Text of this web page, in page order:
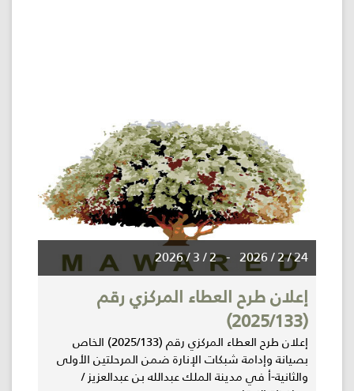
24 / 2 / 2026
-
2 / 3 / 2026
إعلان طرح العطاء المركزي رقم
(2025/133)
إعلان طرح العطاء المركزي رقم (2025/133) الخاص
بصيانة وإدامة شبكات الإنارة ضمن المرحلتين الأولى
والثانية-أ في مدينة الملك عبدالله بن عبدالعزيز /